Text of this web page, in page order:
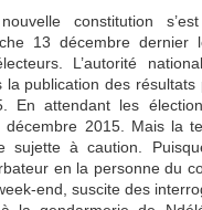
constitution
13 décembre dernier
L’autorité
la publication des
En attendant les
2015. Mais la
sujette à caution.
en la personne du
end, suscite des